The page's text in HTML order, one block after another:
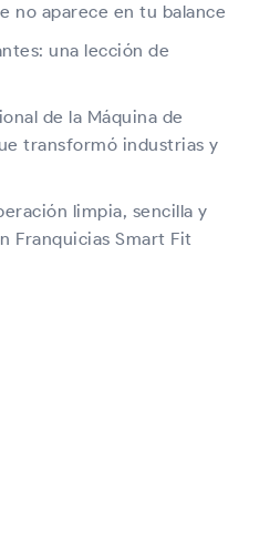
no aparece en tu balance
una lección de
de la Máquina de
transformó industrias y
limpia, sencilla y
Franquicias Smart Fit